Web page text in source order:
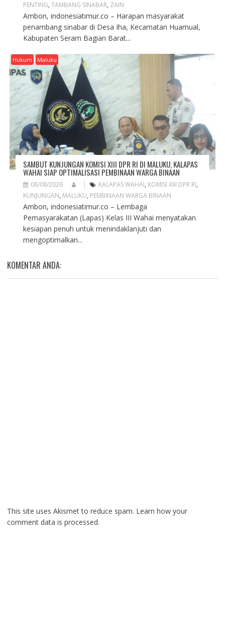
PENTING, TAMBANG SINABAR, ZAIN
Ambon, indonesiatimur.co – Harapan masyarakat
penambang sinabar di Desa Iha, Kecamatan Huamual,
Kabupaten Seram Bagian Barat...
Hukum Maluku
SAMBUT KUNJUNGAN KOMISI XIII DPR RI DI MALUKU, KALAPAS
WAHAI SIAP OPTIMALISASI PEMBINAAN WARGA BINAAN
08/08/2026 KALAPAS WAHAI, KOMISI XIII DPR RI,
KUNJUNGAN, MALUKU, PEMBINAAN WARGA BINAAN
Ambon, indonesiatimur.co – Lembaga
Pemasyarakatan (Lapas) Kelas III Wahai menyatakan
kesiapan penuh untuk menindaklanjuti dan
mengoptimalkan...
KOMENTAR ANDA:
This site uses Akismet to reduce spam. Learn how your
comment data is processed.